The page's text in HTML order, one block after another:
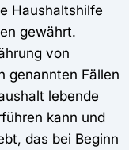
Haushaltshilfe
gewährt.
von
genannten Fällen
lebende
kann und
das bei Beginn